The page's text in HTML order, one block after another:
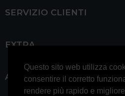
Questo sito web utilizza
consentire il corretto
rendere più rapido e
SERVIZIO CLIENTI
EXTRA
ACCOUNT